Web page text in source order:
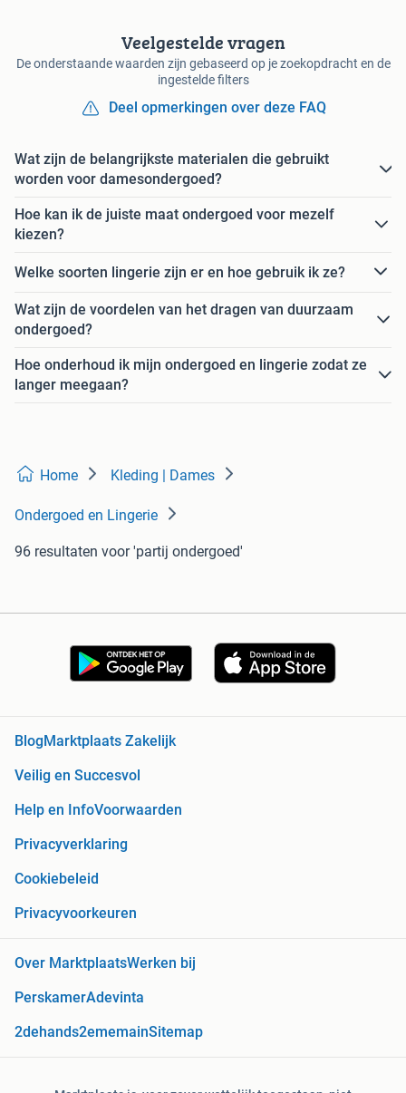
Veelgestelde vragen
De onderstaande waarden zijn gebaseerd op je zoekopdracht en de
ingestelde filters
Deel opmerkingen over deze FAQ
Wat zijn de belangrijkste materialen die gebruikt
worden voor damesondergoed?
Hoe kan ik de juiste maat ondergoed voor mezelf
kiezen?
Welke soorten lingerie zijn er en hoe gebruik ik ze?
Wat zijn de voordelen van het dragen van duurzaam
ondergoed?
Hoe onderhoud ik mijn ondergoed en lingerie zodat ze
langer meegaan?
Home Kleding | Dames
Ondergoed en Lingerie
96 resultaten voor 'partij ondergoed'
Blog Marktplaats Zakelijk
Veilig en Succesvol
Help en InfoVoorwaarden
Privacyverklaring
Cookiebeleid
Privacyvoorkeuren
Over MarktplaatsWerken bij
PerskamerAdevinta
2dehands2ememainSitemap